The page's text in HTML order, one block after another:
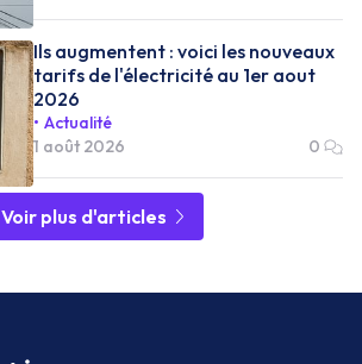
Ils augmentent : voici les nouveaux
tarifs de l'électricité au 1er aout
2026
Actualité
1 août 2026
0
Voir plus d'articles